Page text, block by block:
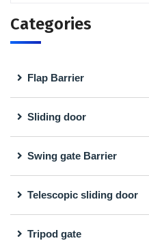
Categories
Flap Barrier
Sliding door
Swing gate Barrier
Telescopic sliding door
Tripod gate